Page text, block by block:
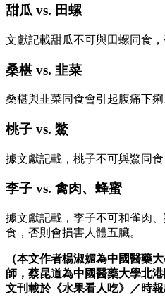
甜瓜 vs. 田螺
文獻記載甜瓜不可與田螺同食，
桑椹 vs. 韭菜
桑椹與韭菜同食會引起腹痛下痢
桃子 vs. 鱉
據文獻記載，桃子不可與鱉同食
李子 vs. 禽肉、蜂蜜
據文獻記載，李子不可和雀肉
食，否則會損害人體五臟。
（本文作者楊淑媚為中國醫藥
師， 蔡昆道為中國醫藥大學北
文刊載於《水果看人吃》／時報